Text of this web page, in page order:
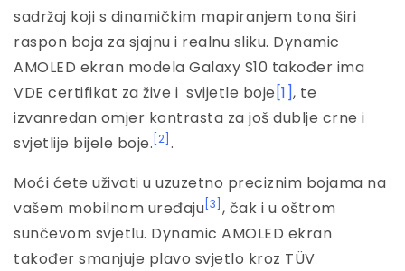
sadržaj koji s dinamičkim mapiranjem tona širi
raspon boja za sjajnu i realnu sliku. Dynamic
AMOLED ekran modela Galaxy S10 također ima
VDE certifikat za žive i svijetle boje [1], te
izvanredan omjer kontrasta za još dublje crne i
svjetlije bijele boje. [2] .
Moći ćete uživati u uzuzetno preciznim bojama na
vašem mobilnom uređaju [3] , čak i u oštrom
sunčevom svjetlu. Dynamic AMOLED ekran
također smanjuje plavo svjetlo kroz TÜV